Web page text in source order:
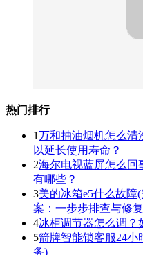
热门排行
1万和抽油烟机怎么清
以延长使用寿命？
2海尔电视蓝屏怎么回
有哪些？
3美的冰箱e5什么故障
案：一步步排查与修
4冰柜调节器怎么调？
5箭牌智能锁客服24小
务)